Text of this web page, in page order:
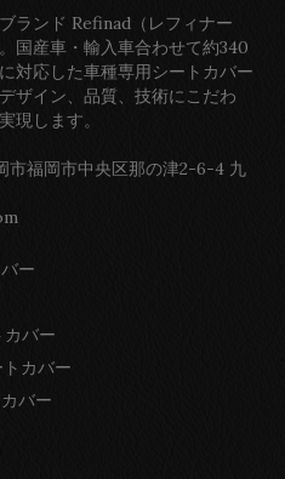
ランド Refinad（レフィナー
国産車・輸入車合わせて約340
対応した車種専用シートカバー
ザイン、品質、技術にこだわ
現します。
市福岡市中央区那の津2-6-4 九
ー
バー
カバー
バー